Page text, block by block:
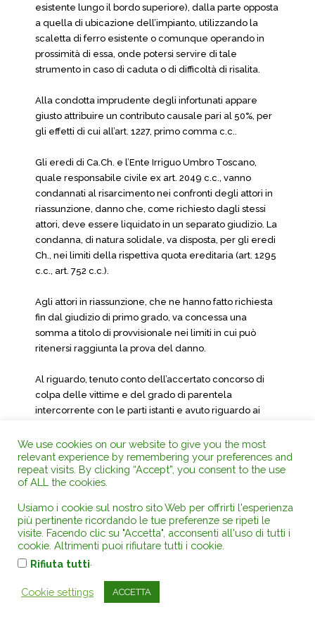
esistente lungo il bordo superiore), dalla parte opposta
a quella di ubicazione dell’impianto, utilizzando la
scaletta di ferro esistente o comunque operando in
prossimità di essa, onde potersi servire di tale
strumento in caso di caduta o di difficoltà di risalita.
Alla condotta imprudente degli infortunati appare
giusto attribuire un contributo causale pari al 50%, per
gli effetti di cui all’art. 1227, primo comma c.c..
Gli eredi di Ca.Ch. e l’Ente Irriguo Umbro Toscano,
quale responsabile civile ex art. 2049 c.c., vanno
condannati al risarcimento nei confronti degli attori in
riassunzione, danno che, come richiesto dagli stessi
attori, deve essere liquidato in un separato giudizio. La
condanna, di natura solidale, va disposta, per gli eredi
Ch., nei limiti della rispettiva quota ereditaria (art. 1295
c.c., art. 752 c.c.).
Agli attori in riassunzione, che ne hanno fatto richiesta
fin dal giudizio di primo grado, va concessa una
somma a titolo di provvisionale nei limiti in cui può
ritenersi raggiunta la prova del danno.
Al riguardo, tenuto conto dell’accertato concorso di
colpa delle vittime e del grado di parentela
intercorrente con le parti istanti e avuto riguardo ai
normalmente adottati in ambito distrettuale, la
provvisionale più essere determinata, per ciascuno
degli aventi diritto, come segue:
– Euro 125.000,00 a favore di Co.Lu. (moglie di Ne.Ro. e
madre di St.Ro.);
– Euro 75.000,00 ciascuno a favore di Ro.Pa. e Ro.Ro.
(figli di Ne.Ro. e fratelli di St.Ro.);
– Euro 10.000,00 a favore di Di.Ro. (sorella di Ne.Ro.);
– Euro 75.000,00 a favore di Sa.Ba. (moglie di St.Ro.);
– Euro 75.000,00 a favore di Ro.Mi. (figlio di St.Ro.).
We use cookies on our website to give you the most
relevant experience by remembering your preferences and
repeat visits. By clicking “Accept”, you consent to the use
of ALL the cookies.
Usiamo i cookie sul nostro sito Web per offrirti l'esperienza
più pertinente ricordando le tue preferenze se ripeti le
visite. Facendo clic su "Accetta", acconsenti all'uso di tutti i
cookie. Altrimenti puoi rifiutare tutti i cookie.
Rifiuta tutti
Cookie settings ACCETTA